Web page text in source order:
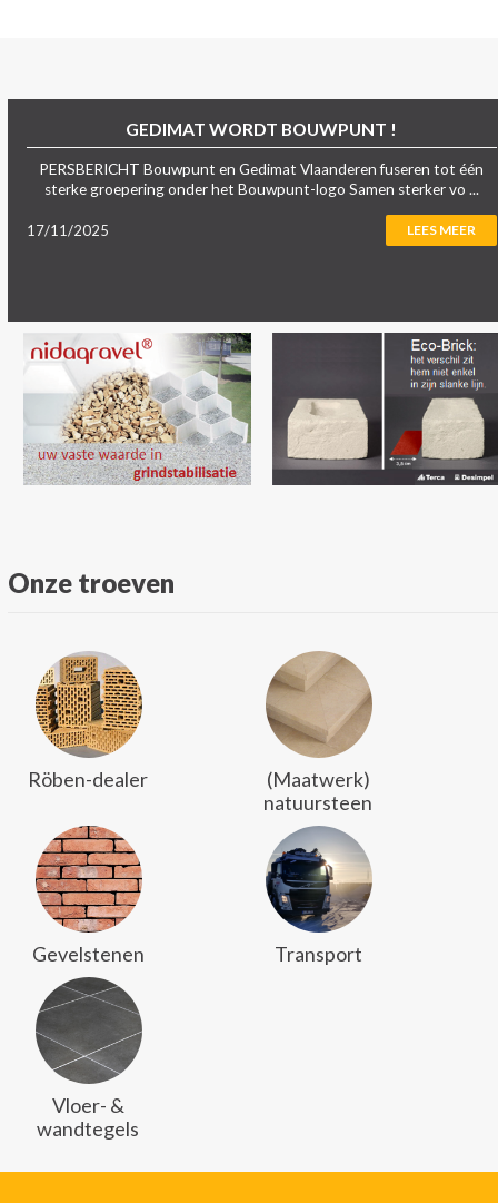
GEDIMAT WORDT BOUWPUNT !
PERSBERICHT Bouwpunt en Gedimat Vlaanderen fuseren tot één
sterke groepering onder het Bouwpunt-logo Samen sterker vo ...
17/11/2025 LEES MEER
Onze troeven
Röben-dealer
(Maatwerk)
natuursteen
Gevelstenen Transport
Vloer- &
wandtegels